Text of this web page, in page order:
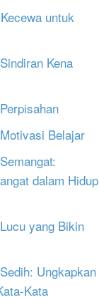
untuk
Kena
Belajar
dalam Hidup
yang Bikin
Ungkapkan
Kata